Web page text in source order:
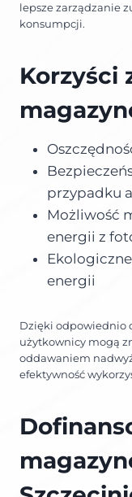
lepsze zarządzanie
konsumpcji.
Korzyści
przypadku
Możliwość
energii z
energii
Dzięki odpowiednio
użytkownicy mogą
oddawaniem
efektywność